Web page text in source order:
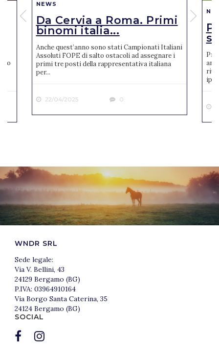
NEWS
Da Cervia a Roma. Primi
binomi italia...
Anche quest’anno sono stati Campionati Italiani
Assoluti FOPE di salto ostacoli ad assegnare i
primi tre posti della rappresentativa italiana
per...
22/04/2025 0
WNDR SRL
Sede legale:
Via V. Bellini, 43
24129 Bergamo (BG)
P.IVA: 03964910164
Via Borgo Santa Caterina, 35
24124 Bergamo (BG)
SOCIAL